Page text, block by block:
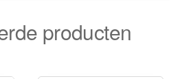
producten